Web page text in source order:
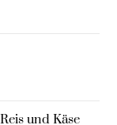
und Käse